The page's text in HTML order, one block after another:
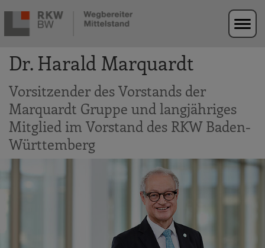
Zur Navigation springen
Zum Hauptinhalt springen
Dr. Harald Marquardt
Vorsitzender des Vorstands der
Marquardt Gruppe und langjähriges
Mitglied im Vorstand des RKW Baden-
Württemberg